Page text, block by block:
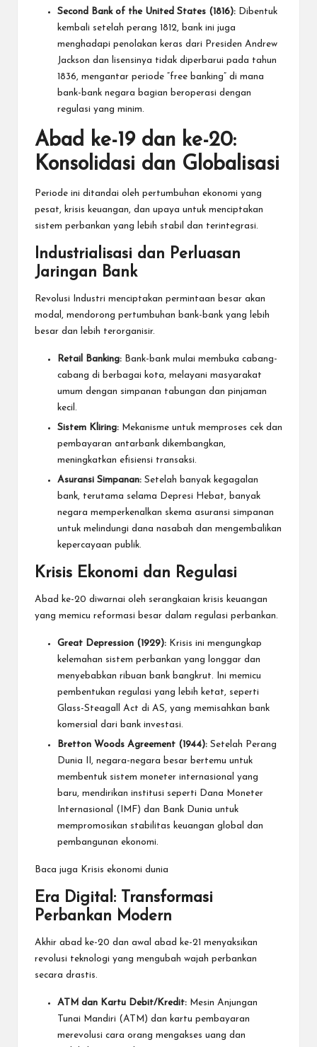
Second Bank of the United States (1816): Dibentuk
kembali setelah perang 1812, bank ini juga
menghadapi penolakan keras dari Presiden Andrew
Jackson dan lisensinya tidak diperbarui pada tahun
1836, mengantar periode “free banking” di mana
bank-bank negara bagian beroperasi dengan
regulasi yang minim.
Abad ke-19 dan ke-20:
Konsolidasi dan Globalisasi
Periode ini ditandai oleh pertumbuhan ekonomi yang
pesat, krisis keuangan, dan upaya untuk menciptakan
sistem perbankan yang lebih stabil dan terintegrasi.
Industrialisasi dan Perluasan
Jaringan Bank
Revolusi Industri menciptakan permintaan besar akan
modal, mendorong pertumbuhan bank-bank yang lebih
besar dan lebih terorganisir.
Retail Banking: Bank-bank mulai membuka cabang-
cabang di berbagai kota, melayani masyarakat
umum dengan simpanan tabungan dan pinjaman
kecil.
Sistem Kliring: Mekanisme untuk memproses cek dan
pembayaran antarbank dikembangkan,
meningkatkan efisiensi transaksi.
Asuransi Simpanan: Setelah banyak kegagalan
bank, terutama selama Depresi Hebat, banyak
negara memperkenalkan skema asuransi simpanan
untuk melindungi dana nasabah dan mengembalikan
kepercayaan publik.
Krisis Ekonomi dan Regulasi
Abad ke-20 diwarnai oleh serangkaian krisis keuangan
yang memicu reformasi besar dalam regulasi perbankan.
Great Depression (1929): Krisis ini mengungkap
kelemahan sistem perbankan yang longgar dan
menyebabkan ribuan bank bangkrut. Ini memicu
pembentukan regulasi yang lebih ketat, seperti
Glass-Steagall Act di AS, yang memisahkan bank
komersial dari bank investasi.
Bretton Woods Agreement (1944): Setelah Perang
Dunia II, negara-negara besar bertemu untuk
membentuk sistem moneter internasional yang
baru, mendirikan institusi seperti Dana Moneter
Internasional (IMF) dan Bank Dunia untuk
mempromosikan stabilitas keuangan global dan
pembangunan ekonomi.
Baca juga Krisis ekonomi dunia
Era Digital: Transformasi
Perbankan Modern
Akhir abad ke-20 dan awal abad ke-21 menyaksikan
revolusi teknologi yang mengubah wajah perbankan
secara drastis.
ATM dan Kartu Debit/Kredit: Mesin Anjungan
Tunai Mandiri (ATM) dan kartu pembayaran
merevolusi cara orang mengakses uang dan